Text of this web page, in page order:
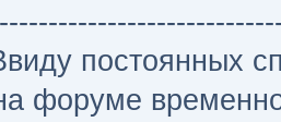
постоянных
форуме